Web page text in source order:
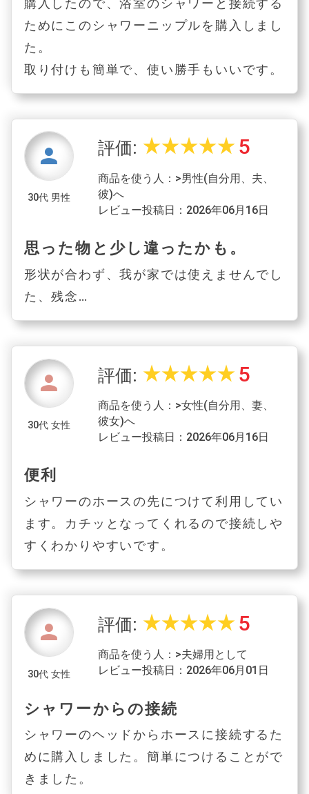
購入したので、浴室のシャワーと接続する
ためにこのシャワーニップルを購入しまし
た。
取り付けも簡単で、使い勝手もいいです。
person
30代 男性
評価: star_ratestar_ratestar_ratestar_ratestar_rate 5
商品を使う人：>男性(自分用、夫、
彼)へ
レビュー投稿日：2026年06月16日
思った物と少し違ったかも。
形状が合わず、我が家では使えませんでし
た、残念…
person
30代 女性
評価: star_ratestar_ratestar_ratestar_ratestar_rate 5
商品を使う人：>女性(自分用、妻、
彼女)へ
レビュー投稿日：2026年06月16日
便利
シャワーのホースの先につけて利用してい
ます。カチッとなってくれるので接続しや
すくわかりやすいです。
person
30代 女性
評価: star_ratestar_ratestar_ratestar_ratestar_rate 5
商品を使う人：>夫婦用として
レビュー投稿日：2026年06月01日
シャワーからの接続
シャワーのヘッドからホースに接続するた
めに購入しました。簡単につけることがで
きました。